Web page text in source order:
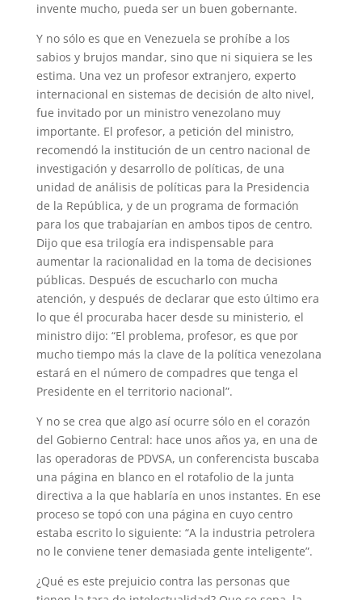
invente mucho, pueda ser un buen gobernante.
Y no sólo es que en Venezuela se prohíbe a los
sabios y brujos mandar, sino que ni siquiera se les
estima. Una vez un profesor extranjero, experto
internacional en sistemas de decisión de alto nivel,
fue invitado por un ministro venezolano muy
importante. El profesor, a petición del ministro,
recomendó la institución de un centro nacional de
investigación y desarrollo de políticas, de una
unidad de análisis de políticas para la Presidencia
de la República, y de un programa de formación
para los que trabajarían en ambos tipos de centro.
Dijo que esa trilogía era indispensable para
aumentar la racionalidad en la toma de decisiones
públicas. Después de escucharlo con mucha
atención, y después de declarar que esto último era
lo que él procuraba hacer desde su ministerio, el
ministro dijo: “El problema, profesor, es que por
mucho tiempo más la clave de la política venezolana
estará en el número de compadres que tenga el
Presidente en el territorio nacional”.
Y no se crea que algo así ocurre sólo en el corazón
del Gobierno Central: hace unos años ya, en una de
las operadoras de PDVSA, un conferencista buscaba
una página en blanco en el rotafolio de la junta
directiva a la que hablaría en unos instantes. En ese
proceso se topó con una página en cuyo centro
estaba escrito lo siguiente: “A la industria petrolera
no le conviene tener demasiada gente inteligente”.
¿Qué es este prejuicio contra las personas que